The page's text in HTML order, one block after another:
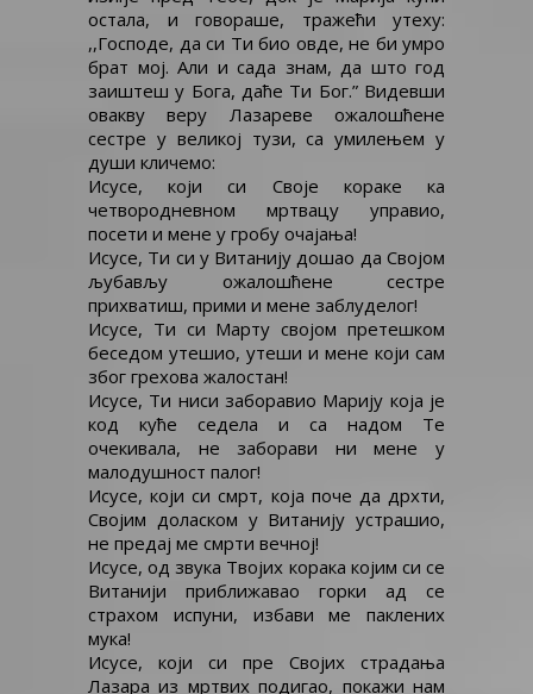
остала, и говораше, тражећи утеху:
,,Господе, да си Ти био овде, не би умро
брат мој. Али и сада знам, да што год
заиштеш у Бога, даће Ти Бог.” Видевши
овакву веру Лазареве ожалошћене
сестре у великој тузи, са умилењем у
души кличемо:
Исусе, који си Своје кораке ка
четвородневном мртвацу управио,
посети и мене у гробу очајања!
Исусе, Ти си у Витанију дошао да Својом
љубављу ожалошћене сестре
прихватиш, прими и мене заблуделог!
Исусе, Ти си Марту својом претешком
беседом утешио, утеши и мене који сам
због грехова жалостан!
Исусе, Ти ниси заборавио Марију која је
код куће седела и са надом Те
очекивала, не заборави ни мене у
малодушност палог!
Исусе, који си смрт, која поче да дрхти,
Својим доласком у Витанију устрашио,
не предај ме смрти вечној!
Исусе, од звука Твојих корака којим си се
Витанији приближавао горки ад се
страхом испуни, избави ме паклених
мука!
Исусе, који си пре Својих страдања
Лазара из мртвих подигао, покажи нам